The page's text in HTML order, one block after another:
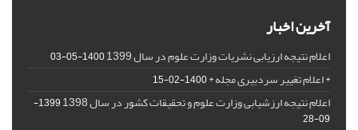
آخرین اخبار
اعلام نتیجه ارزیابی نشریات وزارت علوم در سال 1399 1400-05-03
* اعلام تغییر سردبیری مجله *1400-02-15
اعلام نتیجه ارزشیابی وزارت علوم و تحقیقات کشور در سال 1398
1399-
09-28